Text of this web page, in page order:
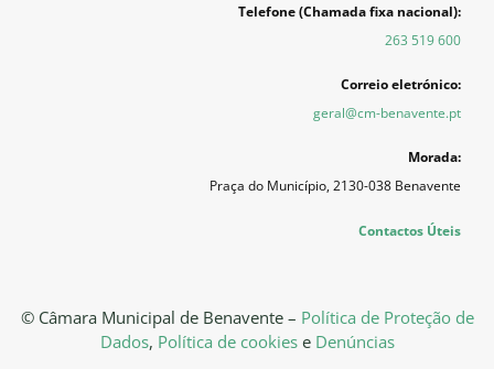
Telefone (Chamada fixa nacional):
263 519 600
Correio eletrónico:
geral@cm-benavente.pt
Morada:
Praça do Município, 2130-038 Benavente
Contactos Úteis
© Câmara Municipal de Benavente – Política de Proteção de
Dados, Política de cookiese Denúncias